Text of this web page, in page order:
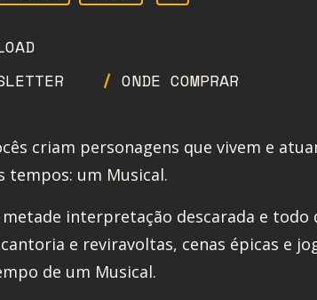
ONDE COMPRAR
criam personagens que vivem e
tempos: um Musical.
interpretação descarada e todo
e reviravoltas, cenas épicas e
de um Musical.